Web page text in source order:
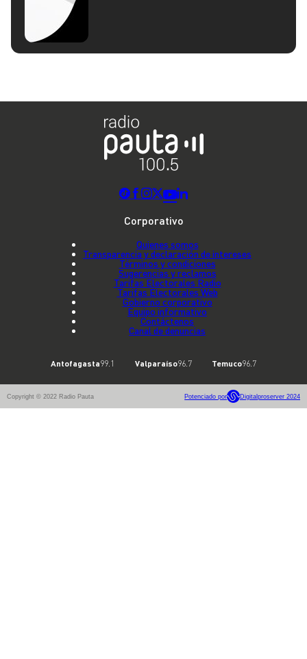
Corporativo
Quienes somos
Transparencia y declaración de intereses
Términos y condiciones
Sugerencias y reclamos
Tarifas Electorales Radio
Tarifas Electorales Web
Gobierno corporativo
Equipo informativo
Contáctenos
Canal de denuncias
Antofagasta99.1 Valparaíso96.7 Temuco96.7
Copyright © 2022 Radio Pauta Potenciado por Digitalproserver 2024